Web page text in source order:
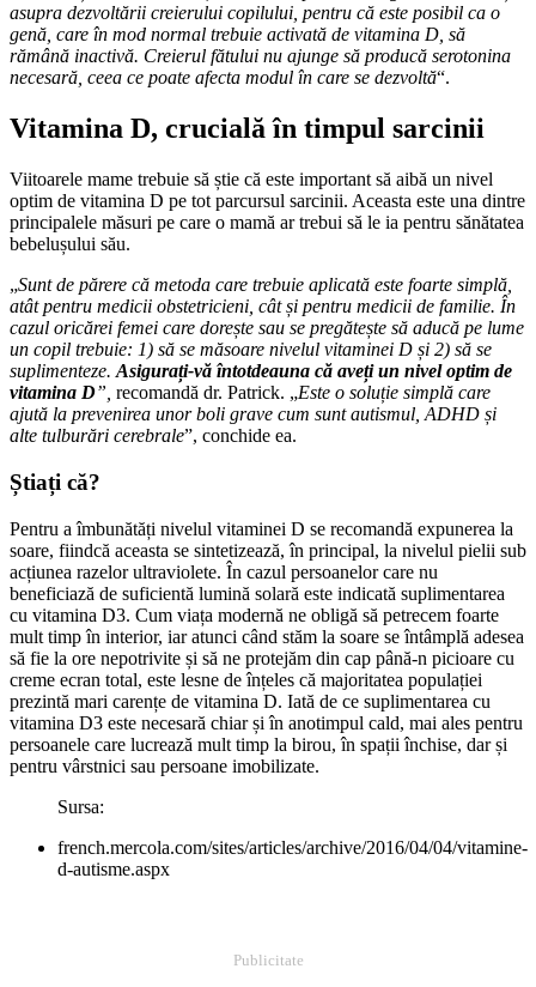
asupra dezvoltării creierului copilului, pentru că este posibil ca o
genă, care în mod normal trebuie activată de vitamina D, să
rămână inactivă. Creierul fătului nu ajunge să producă serotonina
necesară, ceea ce poate afecta modul în care se dezvoltă“.
Vitamina D, crucială în timpul sarcinii
Viitoarele mame trebuie să știe că este important să aibă un nivel
optim de vitamina D pe tot parcursul sarcinii. Aceasta este una dintre
principalele măsuri pe care o mamă ar trebui să le ia pentru sănătatea
bebelușului său.
„Sunt de părere că metoda care trebuie aplicată este foarte simplă,
atât pentru medicii obstetricieni, cât și pentru medicii de familie. În
cazul oricărei femei care dorește sau se pregătește să aducă pe lume
un copil trebuie: 1) să se măsoare nivelul vitaminei D și 2) să se
suplimenteze. Asigurați-vă întotdeauna că aveți un nivel optim de
vitamina D”, recomandă dr. Patrick. „Este o soluție simplă care
ajută la prevenirea unor boli grave cum sunt autismul, ADHD și
alte tulburări cerebrale”, conchide ea.
Știați că?
Pentru a îmbunătăți nivelul vitaminei D se recomandă expunerea la
soare, fiindcă aceasta se sintetizează, în principal, la nivelul pielii sub
acțiunea razelor ultraviolete. În cazul persoanelor care nu
beneficiază de suficientă lumină solară este indicată suplimentarea
cu vitamina D3. Cum viața modernă ne obligă să petrecem foarte
mult timp în interior, iar atunci când stăm la soare se întâmplă adesea
să fie la ore nepotrivite și să ne protejăm din cap până-n picioare cu
creme ecran total, este lesne de înțeles că majoritatea populației
prezintă mari carențe de vitamina D. Iată de ce suplimentarea cu
vitamina D3 este necesară chiar și în anotimpul cald, mai ales pentru
persoanele care lucrează mult timp la birou, în spații închise, dar și
pentru vârstnici sau persoane imobilizate.
Sursa:
french.mercola.com/sites/articles/archive/2016/04/04/vitamine-
d-autisme.aspx
Publicitate